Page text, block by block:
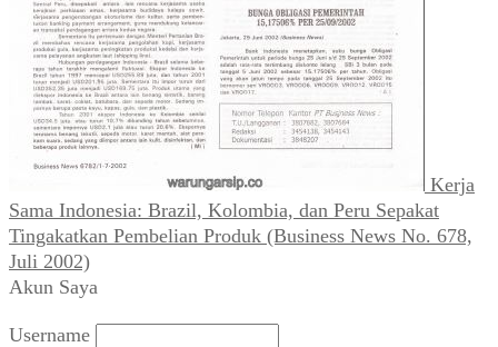
Kerja
Sama Indonesia: Brazil, Kolombia, dan Peru Sepakat
Tingakatkan Pembelian Produk (Business News No. 678,
Juli 2002)
Akun Saya
Username